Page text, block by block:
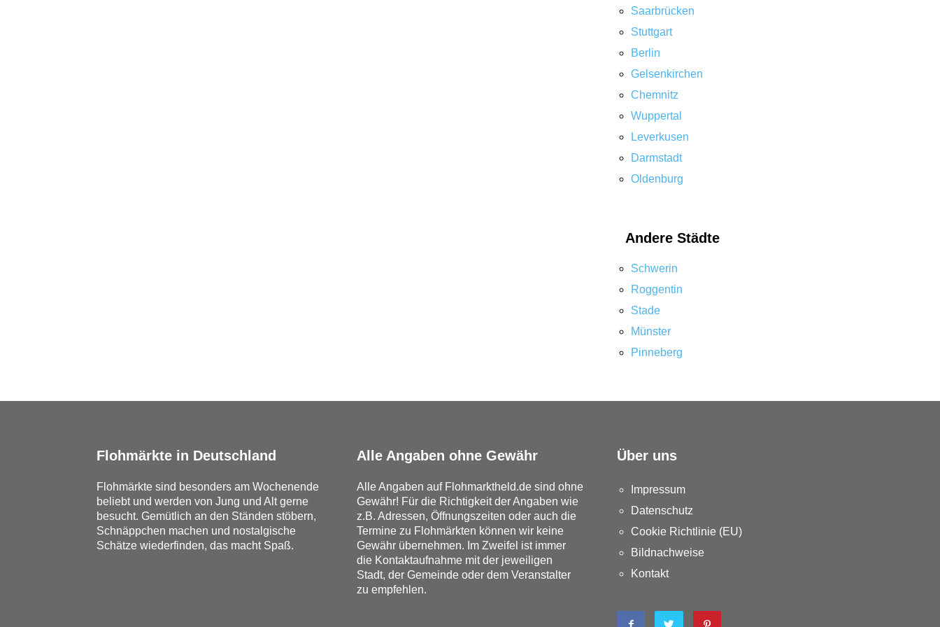
Saarbrücken
Stuttgart
Berlin
Gelsenkirchen
Chemnitz
Wuppertal
Leverkusen
Darmstadt
Oldenburg
Andere Städte
Schwerin
Roggentin
Stade
Münster
Pinneberg
Flohmärkte in Deutschland
Flohmärkte sind besonders am Wochenende
beliebt und werden von Jung und Alt gerne
besucht. Gemütlich an den Ständen stöbern,
Schnäppchen machen und nostalgische
Schätze wiederfinden, das macht Spaß.
Alle Angaben ohne Gewähr
Alle Angaben auf Flohmarktheld.de sind ohne
Gewähr! Für die Richtigkeit der Angaben wie
z.B. Adressen, Öffnungszeiten oder auch die
Termine zu Flohmärkten können wir keine
Gewähr übernehmen. Im Zweifel ist immer
die Kontaktaufnahme mit der jeweiligen
Stadt, der Gemeinde oder dem Veranstalter
zu empfehlen.
Über uns
Impressum
Datenschutz
Cookie Richtlinie (EU)
Bildnachweise
Kontakt